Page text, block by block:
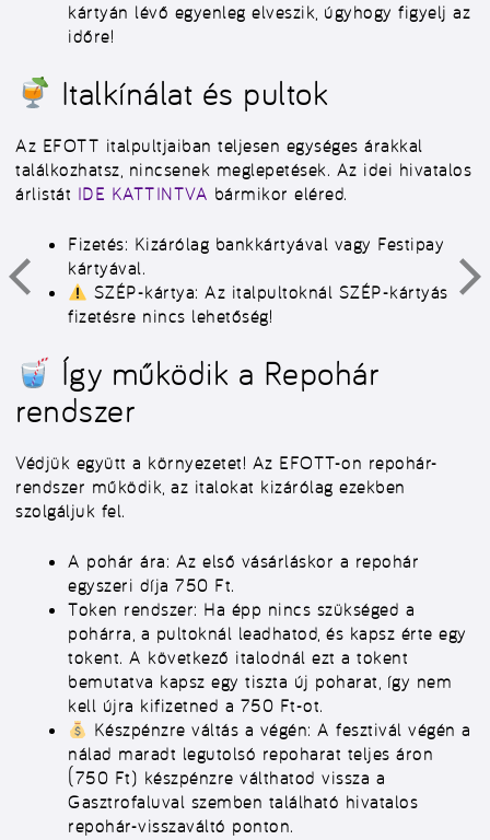
kártyán lévő egyenleg elveszik, úgyhogy figyelj az
időre!
Italkínálat és pultok
Az EFOTT italpultjaiban teljesen egységes árakkal
találkozhatsz, nincsenek meglepetések. Az idei hivatalos
árlistát IDE KATTINTVA bármikor eléred.
Fizetés: Kizárólag bankkártyával vagy Festipay
kártyával.
SZÉP-kártya: Az italpultoknál SZÉP-kártyás
fizetésre nincs lehetőség!
Így működik a Repohár
rendszer
Védjük együtt a környezetet! Az EFOTT-on repohár-
rendszer működik, az italokat kizárólag ezekben
szolgáljuk fel.
A pohár ára: Az első vásárláskor a repohár
egyszeri díja 750 Ft.
Token rendszer: Ha épp nincs szükséged a
pohárra, a pultoknál leadhatod, és kapsz érte egy
tokent. A következő italodnál ezt a tokent
bemutatva kapsz egy tiszta új poharat, így nem
kell újra kifizetned a 750 Ft-ot.
Készpénzre váltás a végén: A fesztivál végén a
nálad maradt legutolsó repoharat teljes áron
(750 Ft) készpénzre válthatod vissza a
Gasztrofaluval szemben található hivatalos
repohár-visszaváltó ponton.